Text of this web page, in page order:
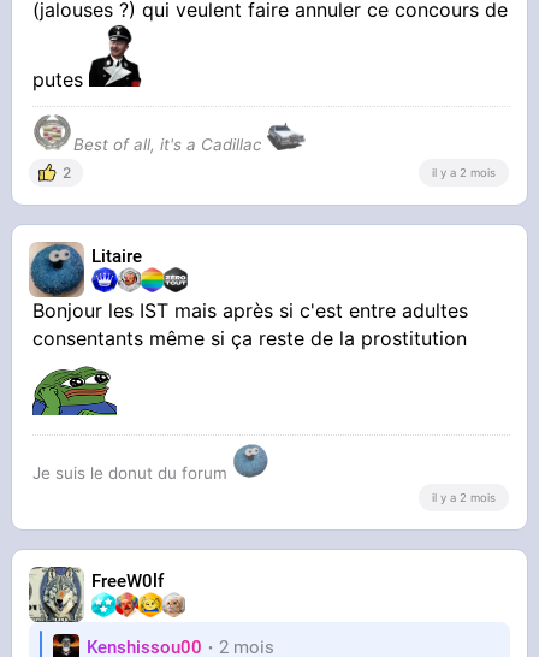
(jalouses ?) qui veulent faire annuler ce concours de
putes
Best of all, it's a Cadillac
2 il y a 2 mois
Litaire
Bonjour les IST mais après si c'est entre adultes
consentants même si ça reste de la prostitution
Je suis le donut du forum
il y a 2 mois
FreeW0lf
Kenshissou00 2 mois